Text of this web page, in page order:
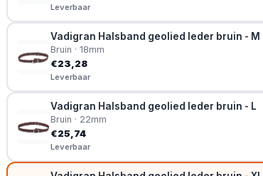
Leverbaar
Vadigran Halsband geolied leder bruin - M
Bruin · 18mm
€23,28
Leverbaar
Vadigran Halsband geolied leder bruin - L
Bruin · 22mm
€25,74
Leverbaar